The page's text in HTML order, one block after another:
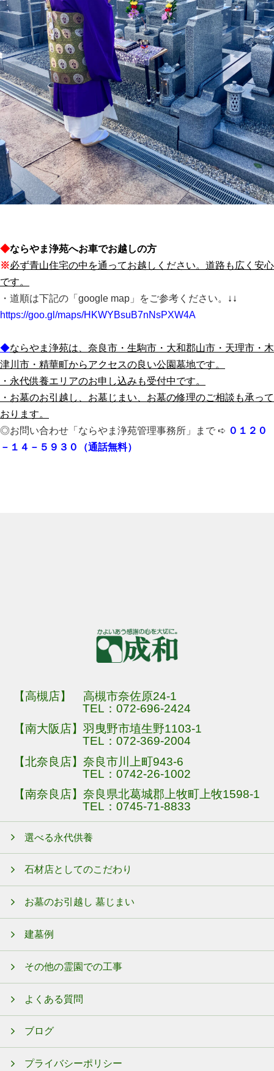
◆ならやま浄苑へお車でお越しの方
※必ず青山住宅の中を通ってお越しください。道路も広く安心
です。
・道順は下記の「google map」をご参考ください。
↓↓
https://goo.gl/maps/HKWYBsuB7nNsPXW4A
◆ならやま浄苑は、奈良市・生駒市・大和郡山市・天理市・木
津川市・精華町からアクセスの良 い公園墓地です。
・永代供養エリアのお申し込みも受付中です。
・お墓のお引越し、お墓じまい、お墓の修理のご相談も承って
おります。
◎お問い合わせ「ならやま浄苑管理事務所」まで ➪ ０１２０
－１４－５９３０（通話無料）
【高槻店】 高槻市奈佐原24-1
TEL：072-696-2424
【南大阪店】羽曳野市埴生野1103-1
TEL：072-369-2004
【北奈良店】奈良市川上町943-6
TEL：0742-26-1002
【南奈良店】奈良県北葛城郡上牧町上牧1598-1
TEL：0745-71-8833
選べる永代供養
石材店としてのこだわり
お墓のお引越し 墓じまい
建墓例
その他の霊園での工事
よくある質問
ブログ
プライバシーポリシー